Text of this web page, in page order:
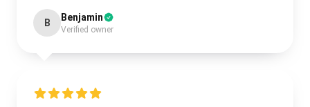
B Benjamin
Verified owner